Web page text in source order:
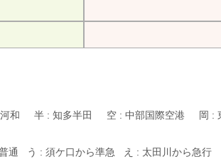
和 半 : 知多半田 空 : 中部国際空港 岡 :
通 う : 須ケ口から準急 え : 太田川から急行